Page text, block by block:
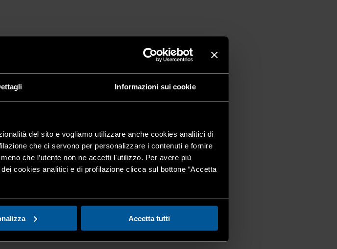
Informazioni sui cookie
del sito e vogliamo utilizzare anche cookies analitici di
che ci servono per personalizzare i contenuti e fornire
che l’utente non ne accetti l’utilizzo. Per avere più
dei cookies analitici e di profilazione clicca sul bottone “Accetta
Accetta tutti